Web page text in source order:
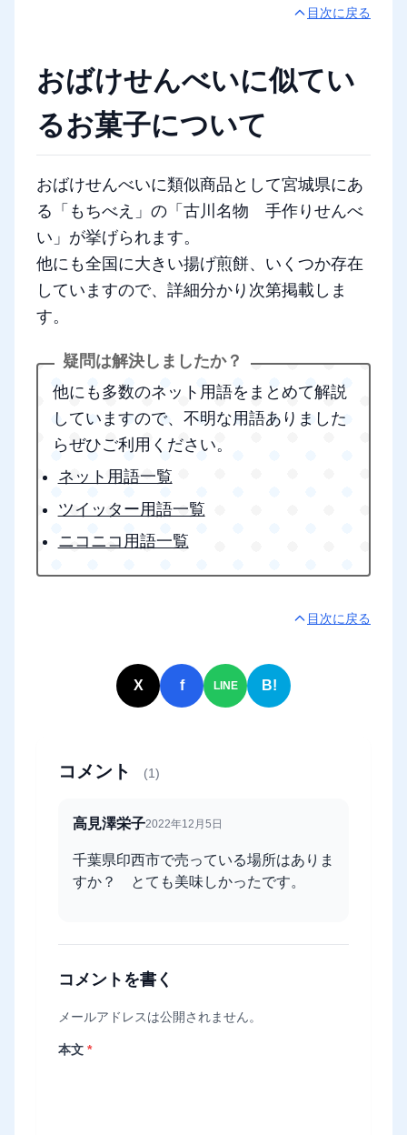
目次に戻る
おばけせんべいに似てい
るお菓子について
おばけせんべいに類似商品として宮城県にあ
る「もちべえ」の「古川名物 手作りせんべ
い」が挙げられます。
他にも全国に大きい揚げ煎餅、いくつか存在
していますので、詳細分かり次第掲載しま
す。
他にも多数のネット用語をまとめて解説
していますので、不明な用語ありました
らぜひご利用ください。
ネット用語一覧
ツイッター用語一覧
ニコニコ用語一覧
目次に戻る
X f LINE B!
コメント (1)
高見澤栄子2022年12月5日
千葉県印西市で売っている場所はありま
すか？ とても美味しかったです。
コメントを書く
メールアドレスは公開されません。
本文 *